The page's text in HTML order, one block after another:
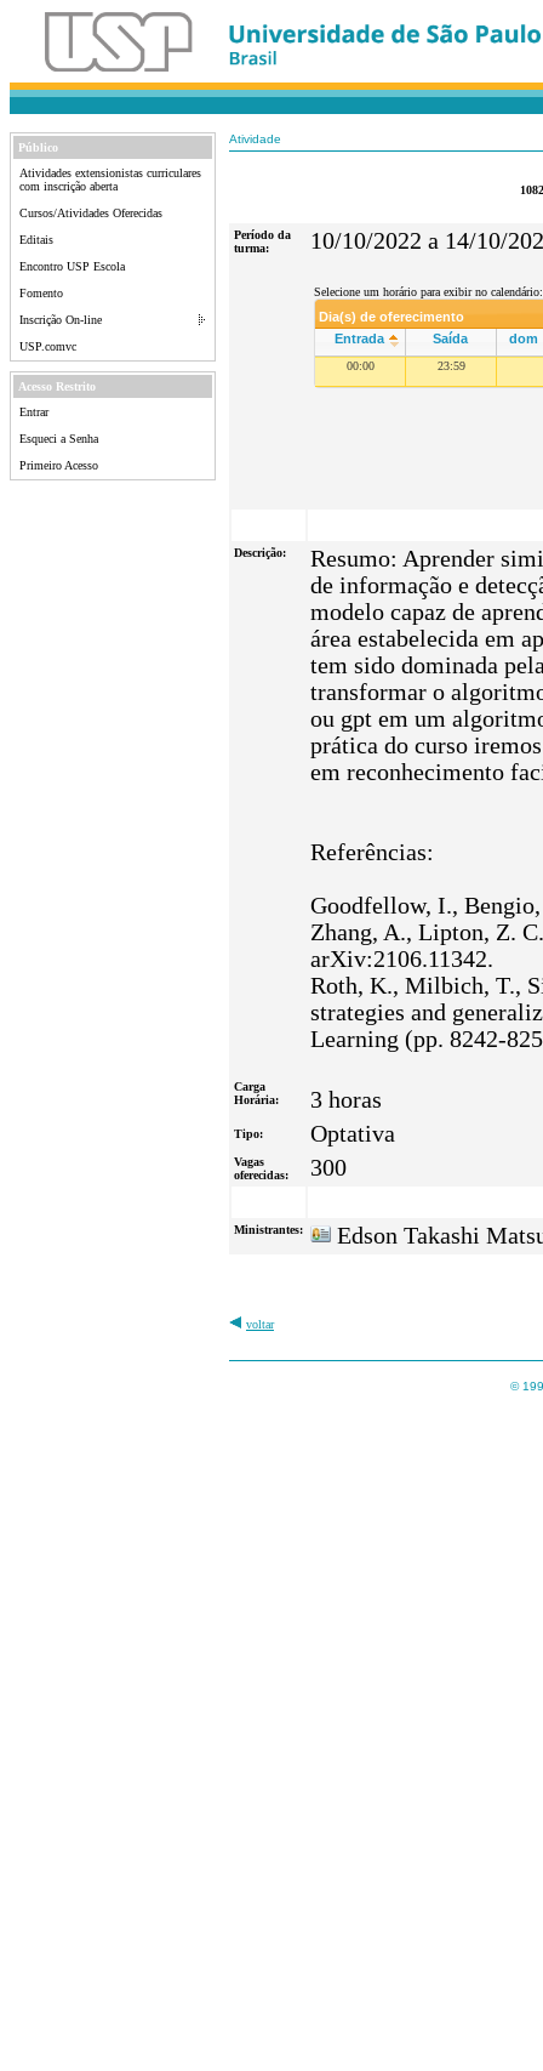
Público
Atividades extensionistas curriculares
com inscrição aberta
Cursos/Atividades Oferecidas
Editais
Encontro USP Escola
Fomento
Inscrição On-line
USP.comvc
Acesso Restrito
Entrar
Esqueci a Senha
Primeiro Acesso
Atividade
Período da
turma:
10/10/2022 a 14/10/
Selecione um horário para exibir no calendário:
Dia(s) de oferecimento
Entrada
Saída dom
00:00 23:59
Descrição:
Resumo: Aprender
de informação e
modelo capaz de
área estabelecida em
tem sido dominada
transformar o
ou gpt em um
prática do curso
em reconhecimento
Referências:
Goodfellow, I.,
Zhang, A., Lipton, Z.
arXiv:2106.11342.
Roth, K., Milbich, T.,
strategies and
Learning (pp. 8242-
Carga
Horária:
3 horas
Tipo: Optativa
Vagas
oferecidas:
300
Ministrantes: Edson Takashi
voltar
©